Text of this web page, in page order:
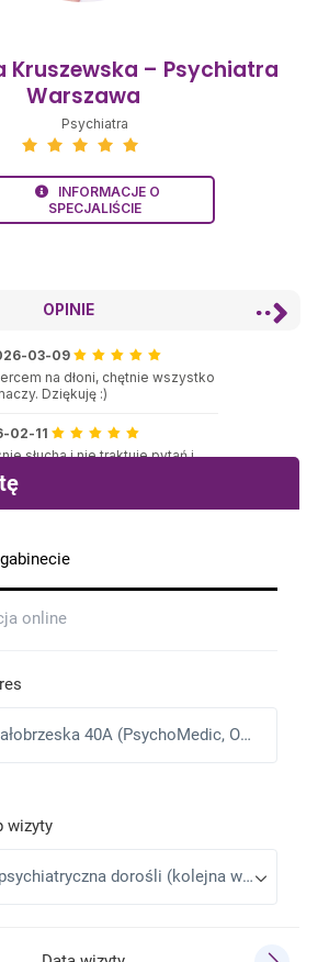
Kruszewska – Psychiatra
Warszawa
Psychiatra
INFORMACJE O
SPECJALIŚCIE
OPINIE
03-09
na dłoni, chętnie wszystko
Dziękuję :)
02-11
słucha i nie traktuje pytań i
jej autorytetu -
i naświetla różne aspekty
Dziękuję ;-)
zrozumienie problemu przez
01-26
i elastyczna Pani Monika.
01-16
pomocna, empatyczna, polecam
•2026-01-07
12-29
niezwykle pozytywnie.